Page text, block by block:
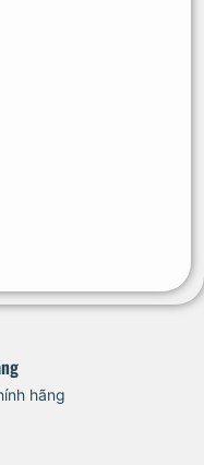
hãng